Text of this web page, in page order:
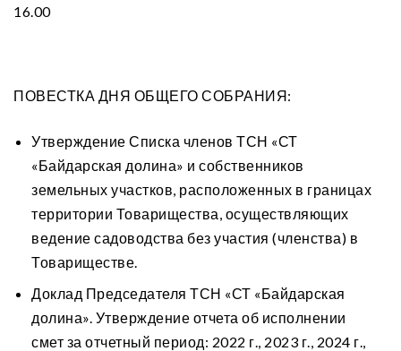
16.00
ПОВЕСТКА ДНЯ ОБЩЕГО СОБРАНИЯ:
Утверждение Списка членов ТСН «СТ
«Байдарская долина» и собственников
земельных участков, расположенных в границах
территории Товарищества, осуществляющих
ведение садоводства без участия (членства) в
Товариществе.
Доклад Председателя ТСН «СТ «Байдарская
долина». Утверждение отчета об исполнении
смет за отчетный период: 2022 г., 2023 г., 2024 г.,